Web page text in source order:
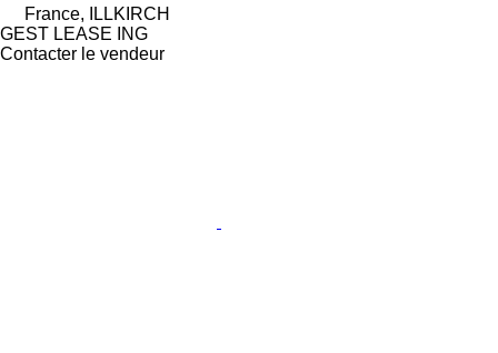
France, ILLKIRCH
GEST LEASE ING
Contacter le vendeur